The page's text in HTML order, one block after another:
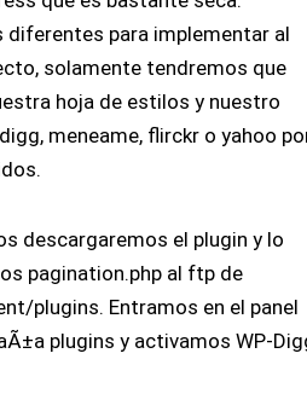
para implementar al
solamente tendremos que
hoja de estilos y nuestro
meneame, flirckr o yahoo
descargaremos el plugin y lo
pagination.php al ftp de
plugins. Entramos en el panel
plugins y activamos WP-